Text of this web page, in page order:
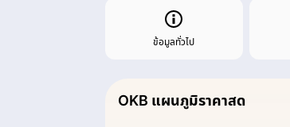
ข้อมูลทั่วไป
OKB แผนภูมิราคาสด